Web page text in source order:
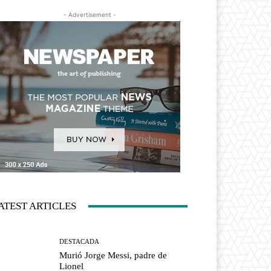
- Advertisement -
ARTICLES
DESTACADA
Murió Jorge Messi, padre de
Lionel